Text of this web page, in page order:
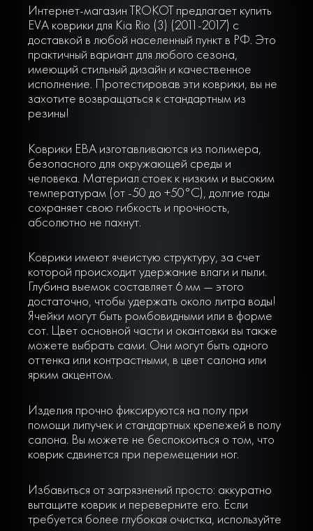
Интернет-магазин TROKOT предлагает купить
EVA коврики для Kia Rio (3) (2011-2017) с
доставкой в любой населенный пункт в РФ. Это
практичный вариант для любого сезона,
имеющий стильный дизайн и качественное
исполнение. Протестировав эти коврики, вы не
захотите возвращаться к стандартным из
резины!
Коврики ЕВА изготавливаются из полимера,
безопасного для окружающей среды и
человека. Материал стоек к низким и высоким
температурам (от -50 до +50°С), долгие годы
сохраняет свою гибкость и прочность,
абсолютно не пахнут.
Коврики имеют ячеистую структуру, за счет
которой происходит удержание влаги и пыли.
Глубина выемок составляет 6 мм — этого
достаточно, чтобы удержать около литра воды!
Ячейки могут быть ромбовидными или в форме
сот. Цвет основной части и окантовки вы также
можете выбрать сами. Они могут быть одного
оттенка или контрастными, в цвет салона или
ярким акцентом.
Изделия прочно фиксируются на полу при
помощи липучек и стандартных крепежей в полу
салона. Вы можете не беспокоиться о том, что
коврик сдвинется при перемещении ног.
Избавиться от загрязнений просто: аккуратно
вытащите коврик и переверните его. Если
требуется более глубокая очистка, используйте